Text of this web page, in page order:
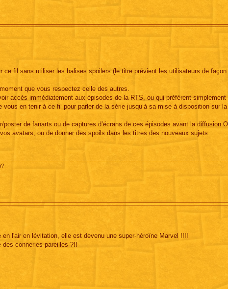
ce fil sans utiliser les balises spoilers (le titre prévient les utilisateurs de façon
que vous respectez celle des autres.
accès immédiatement aux épisodes de la RTS, ou qui préfèrent simplement
en tenir à ce fil pour parler de la série jusqu’à sa mise à disposition sur
de fanarts ou de captures d’écrans de ces épisodes avant la diffusion
avatars, ou de donner des spoils dans les titres des nouveaux sujets.
l'air en lévitation, elle est devenu une super-héroïne Marvel !!!!
des conneries pareilles ?!!